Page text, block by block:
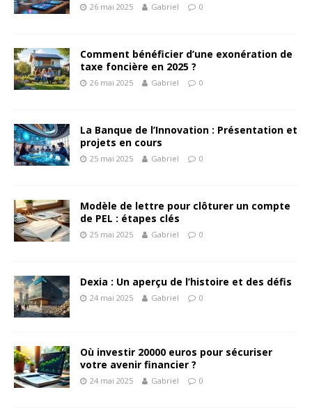
26 mai 2025 Gabriel 0
Comment bénéficier d’une exonération de
taxe foncière en 2025 ?
26 mai 2025 Gabriel 0
La Banque de l’Innovation : Présentation et
projets en cours
25 mai 2025 Gabriel 0
Modèle de lettre pour clôturer un compte
de PEL : étapes clés
25 mai 2025 Gabriel 0
Dexia : Un aperçu de l’histoire et des défis
24 mai 2025 Gabriel 0
Où investir 20000 euros pour sécuriser
votre avenir financier ?
24 mai 2025 Gabriel 0